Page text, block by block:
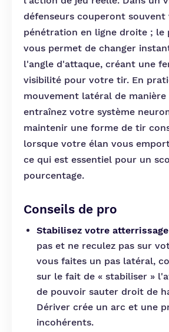
défenseurs couperont souvent
pénétration en ligne droite ; le
vous permet de changer
l'angle d'attaque, créant une
visibilité pour votre tir. En
mouvement latéral de manière
entraînez votre système
maintenir une forme de tir
lorsque votre élan vous
ce qui est essentiel pour un
pourcentage.
Conseils de pro
Stabilisez votre
pas et ne reculez pas sur
vous faites un pas latéral,
sur le fait de « stabiliser »
de pouvoir sauter droit de
Dériver crée un arc et une
incohérents.